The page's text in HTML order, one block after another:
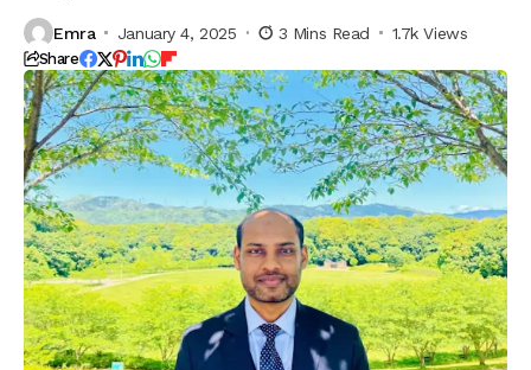
Emra January 4, 2025 3 Mins Read 1.7k Views
Share